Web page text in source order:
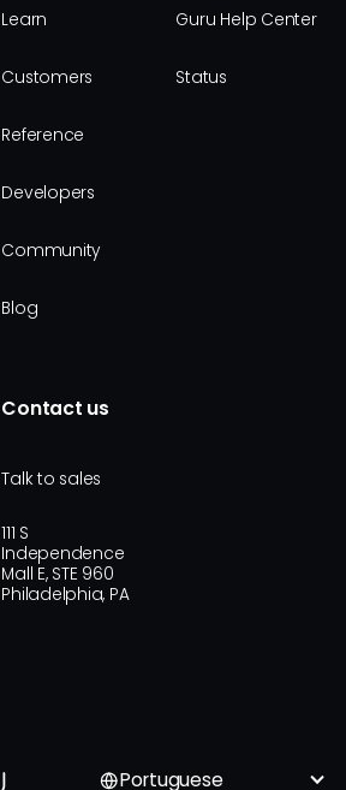
Learn
Customers
Reference
Developers
Community
Blog
Guru Help Center
Status
Contact us
Talk to sales
111 S
Independence
Mall E, STE 960
Philadelphia, PA
Portuguese